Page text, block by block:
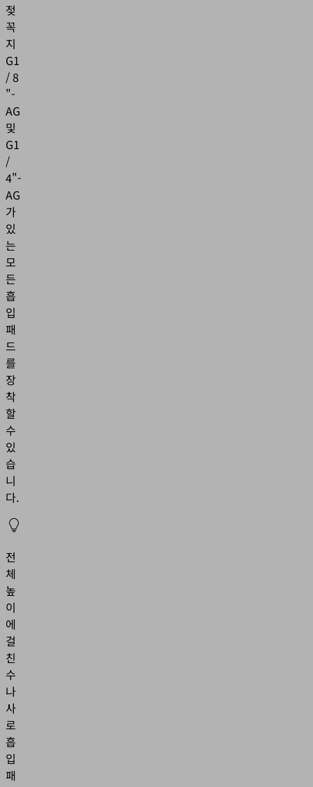
젖
꼭
지
G1
/ 8
"-
AG
및
G1
/
4"-
AG
가
있
는
모
든
흡
입
패
드
를
장
착
할
수
있
습
니
다.
전
체
높
이
에
걸
친
수
나
사
로
흡
입
패